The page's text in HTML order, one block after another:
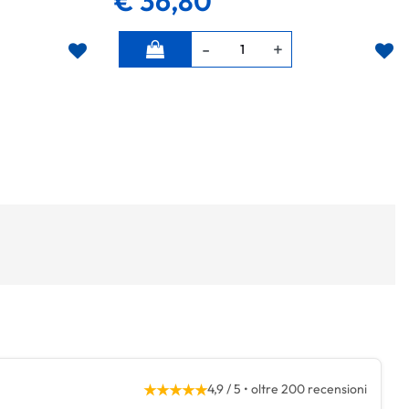
Quantità
★★★★★4,9 / 5 • oltre 200 recensioni